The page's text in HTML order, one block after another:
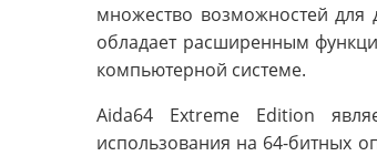
множество возможностей для
обладает расширенным
компьютерной системе.
Aida64 Extreme Edition
использования на 64-битных